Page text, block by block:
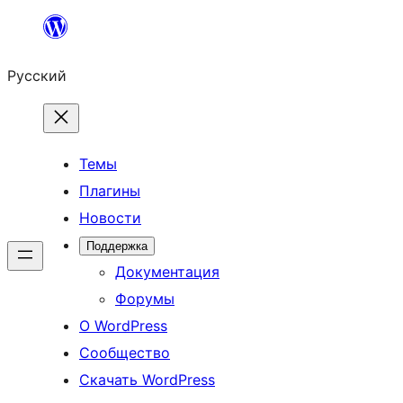
Перейти
содержимому
Русский
Темы
Плагины
Новости
Поддержка
Документация
Форумы
О WordPress
Сообщество
Скачать WordPress